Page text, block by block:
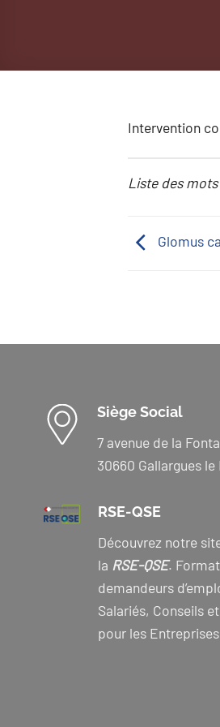
Intervention
Liste des
Glomus
Siège Social
7 avenue de la
30660 Gallargues le
RSE-QSE
Découvrez notre
la RSE-QSE.
demandeurs
Salariés, Conseils
pour les Entreprises